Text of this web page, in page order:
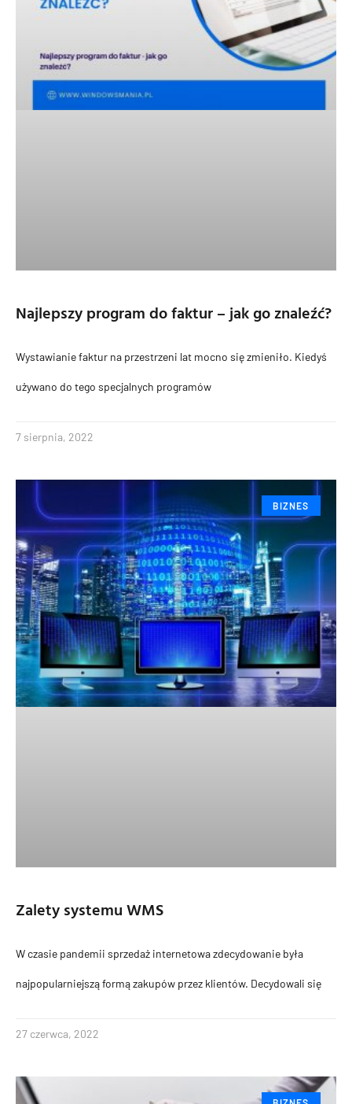
Najlepszy program do faktur – jak go znaleźć?
Wystawianie faktur na przestrzeni lat mocno się zmieniło. Kiedyś
używano do tego specjalnych programów
7 sierpnia, 2022
BIZNES
Zalety systemu WMS
W czasie pandemii sprzedaż internetowa zdecydowanie była
najpopularniejszą formą zakupów przez klientów. Decydowali się
27 czerwca, 2022